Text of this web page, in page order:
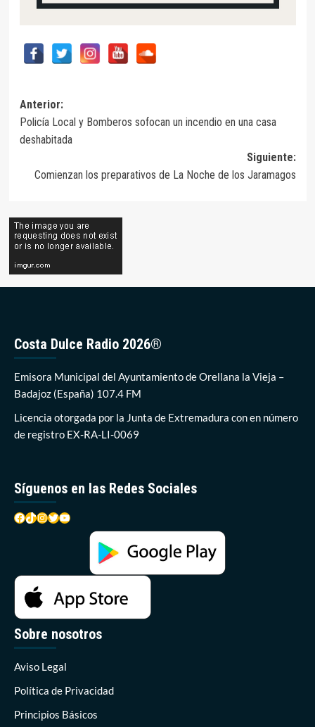
Navegación
de
Anterior:
Policía Local y Bomberos sofocan un incendio en una casa
deshabitada
Siguiente:
Comienzan los preparativos de La Noche de los Jaramagos
Costa Dulce Radio 2026®
Emisora Municipal del Ayuntamiento de Orellana la Vieja –
Badajoz (España) 107.4 FM
Licencia otorgada por la Junta de Extremadura con en número
de registro EX-RA-LI-0069
Síguenos en las Redes Sociales
Facebook
TikTok
Instagram
Twitter
YouTube
Sobre nosotros
Aviso Legal
Política de Privacidad
Principios Básicos